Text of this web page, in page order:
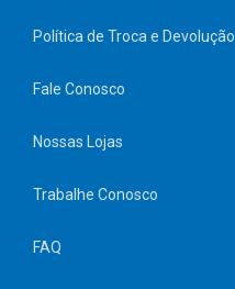
Política de Troca e Devolução
Fale Conosco
Nossas Lojas
Trabalhe Conosco
FAQ